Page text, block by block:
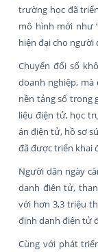
trường học đã
mô hình mới như
hiện đại cho người
Chuyển đổi số
doanh nghiệp,
nền tảng số trong
liệu điện tử, học
án điện tử, hồ sơ
đã được triển khai
Người dân ngày
danh điện tử,
với hơn 3,3 triệu
định danh điện tử
Cùng với phát